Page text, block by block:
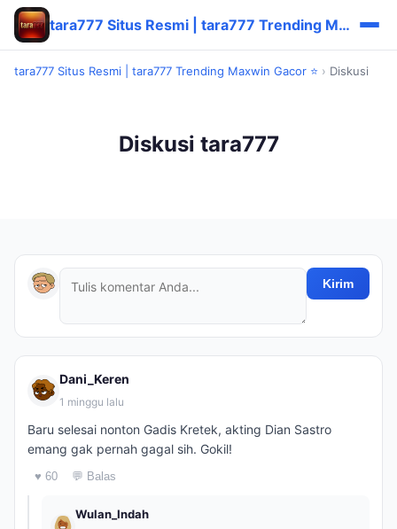
tara777 Situs Resmi | tara777 Trending Maxwin Gacor ⭐
tara777 Situs Resmi | tara777 Trending Maxwin Gacor ⭐ › Diskusi
Diskusi tara777
Kirim
Dani_Keren
1 minggu lalu
Baru selesai nonton Gadis Kretek, akting Dian Sastro
emang gak pernah gagal sih. Gokil!
♥ 60 💬 Balas
Wulan_Indah